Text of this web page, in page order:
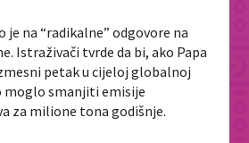
je na “radikalne” odgovore na
Istraživači tvrde da bi, ako Papa
petak u cijeloj globalnoj
smanjiti emisije
za milione tona godišnje.